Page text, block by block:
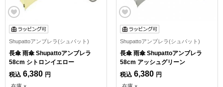
Shupattoアンブレラ(シュパット)
長傘 雨傘 Shupattoアンブレラ
58cm シトロンイエロー
税込 6,380 円
Shupattoアンブレラ(シュパット)
長傘 雨傘 Shupattoアンブレラ
58cm アッシュグリーン
税込 6,380 円